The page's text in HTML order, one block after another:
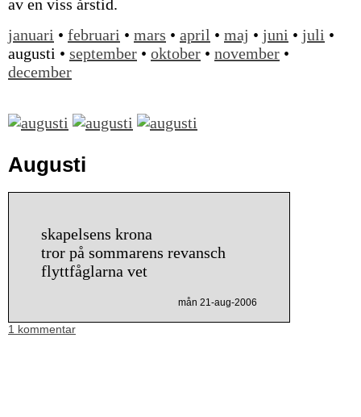
av en viss årstid.
januari • februari • mars • april • maj • juni • juli •
augusti • september • oktober • november •
december
Augusti
skapelsens krona
tror på sommarens revansch
flyttfåglarna vet
mån 21-aug-2006
1 kommentar